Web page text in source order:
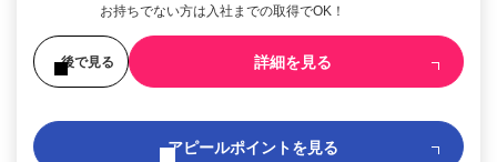
お持ちでない方は入社までの取得でOK！
後で見る 詳細を見る
アピールポイントを見る